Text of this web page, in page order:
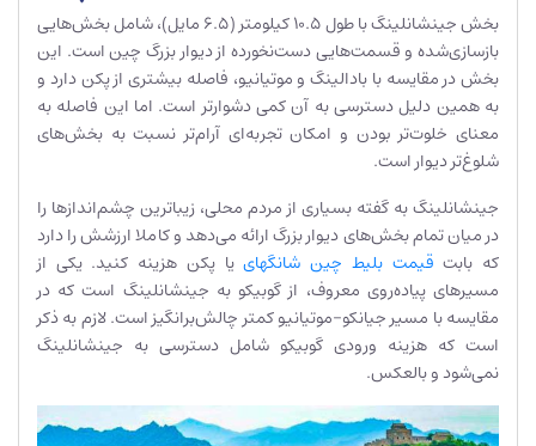
بخش جینشانلینگ با طول ۱۰.۵ کیلومتر (۶.۵ مایل)، شامل بخش‌هایی
بازسازی‌شده و قسمت‌هایی دست‌نخورده از دیوار بزرگ چین است. این
بخش در مقایسه با بادالینگ و موتیانیو، فاصله بیشتری از پکن دارد و
به همین دلیل دسترسی به آن کمی دشوارتر است. اما این فاصله به
معنای خلوت‌تر بودن و امکان تجربه‌ای آرام‌تر نسبت به بخش‌های
شلوغ‌تر دیوار است.
جینشانلینگ به گفته بسیاری از مردم محلی، زیباترین چشم‌اندازها را
در میان تمام بخش‌های دیوار بزرگ ارائه می‌دهد و کاملا ارزشش را دارد
که بابت قیمت بلیط چین شانگهاییا پکن هزینه کنید. یکی از
مسیرهای پیاده‌روی معروف، از گوبیکو به جینشانلینگ است که در
مقایسه با مسیر جیانکو-موتیانیو کمتر چالش‌برانگیز است. لازم به ذکر
است که هزینه ورودی گوبیکو شامل دسترسی به جینشانلینگ
نمی‌شود و بالعکس.